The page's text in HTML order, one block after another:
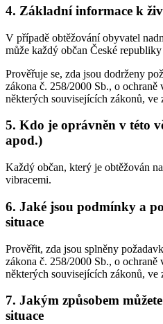
4. Základní informace k
V případě obtěžování obyvatel
může každý občan České
Prověřuje se, zda jsou dodrženy
zákona č. 258/2000 Sb., o ochraně
některých souvisejících zákonů, ve
5. Kdo je oprávněn v této
apod.)
Každý občan, který je obtěžován
vibracemi.
6. Jaké jsou podmínky a
situace
Prověřit, zda jsou splněny
zákona č. 258/2000 Sb., o ochraně
některých souvisejících zákonů, ve
7. Jakým způsobem
situace